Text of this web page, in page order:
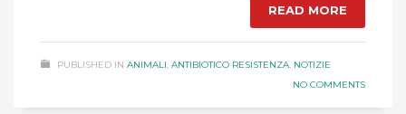
READ MORE
PUBLISHED IN ANIMALI, ANTIBIOTICO RESISTENZA, NOTIZIE
NO COMMENTS